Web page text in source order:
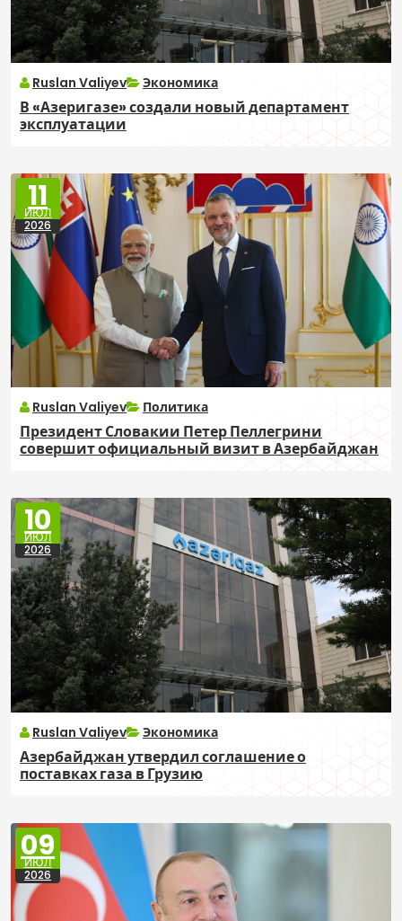
Ruslan Valiyev Экономика
В «Азеригазе» создали новый департамент
эксплуатации
11
ИЮЛ
2026
Ruslan Valiyev Политика
Президент Словакии Петер Пеллегрини
совершит официальный визит в Азербайджан
10
ИЮЛ
2026
Ruslan Valiyev Экономика
Азербайджан утвердил соглашение о
поставках газа в Грузию
09
ИЮЛ
2026